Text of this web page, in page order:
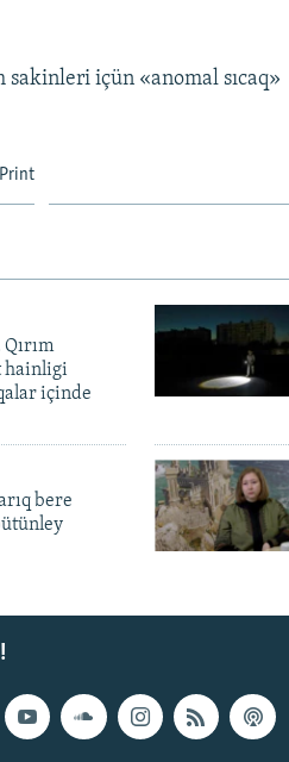
içün «anomal sıcaq»
Print
hainligi
içinde
bere